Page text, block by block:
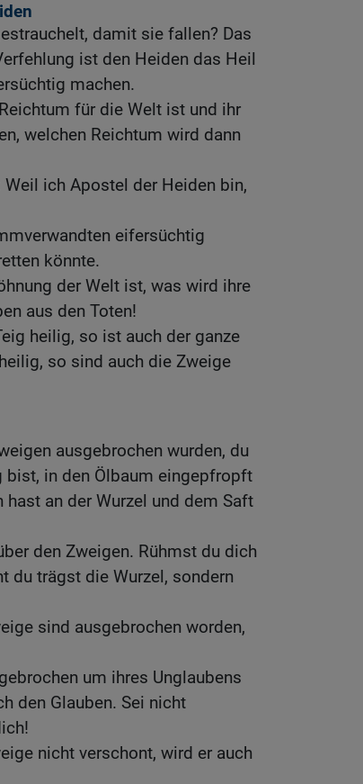
damit sie fallen? Das
ist den Heiden das Heil
machen.
für die Welt ist und ihr
welchen Reichtum wird dann
ich Apostel der Heiden bin,
eifersüchtig
könnte.
der Welt ist, was wird ihre
aus den Toten!
heilig, so ist auch der ganze
so sind auch die Zweige
ausgebrochen wurden, du
bist, in den Ölbaum eingepfropft
an der Wurzel und dem Saft
den Zweigen. Rühmst du dich
du trägst die Wurzel, sondern
sind ausgebrochen worden,
um ihres Unglaubens
den Glauben. Sei nicht
nicht verschont, wird er auch